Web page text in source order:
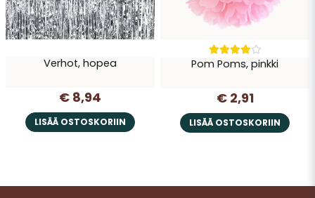
Verhot, hopea
€ 8,94
LISÄÄ OSTOSKORIIN
Pom Poms, pinkki
€ 2,91
LISÄÄ OSTOSKORIIN